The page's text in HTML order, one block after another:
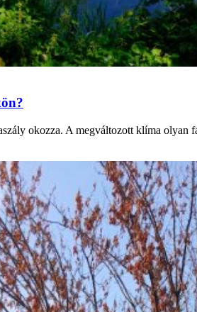
okozza. A megváltozott klíma